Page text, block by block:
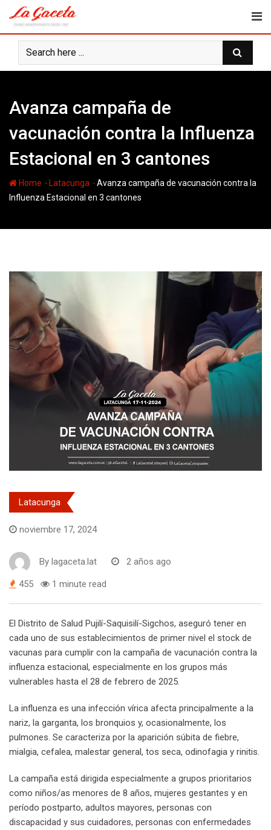
content
Avanza campaña de
vacunación contra la Influenza
Estacional en 3 cantones
Home - Latacunga -Avanza campaña de vacunación contra la
Influenza Estacional en 3 cantones
Latacunga
noviembre 17, 2024
By lagaceta.lat 2 años ago
455 1 minute read
El Distrito de Salud Pujilí-Saquisilí-Sigchos, aseguró tener en
cada uno de sus establecimientos de primer nivel el stock de
vacunas para cumplir con la campaña de vacunación contra la
influenza estacional, especialmente en los grupos más
vulnerables hasta el 28 de febrero de 2025.
La influenza es una infección vírica afecta principalmente a la
nariz, la garganta, los bronquios y, ocasionalmente, los
pulmones. Se caracteriza por la aparición súbita de fiebre,
mialgia, cefalea, malestar general, tos seca, odinofagia y rinitis.
La campaña está dirigida especialmente a grupos prioritarios
como niños/as menores de 8 años, mujeres gestantes y en
período postparto, adultos mayores, personas con
discapacidad y sus cuidadores, personas con enfermedades